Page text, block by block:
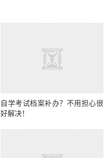
自学考试档案补办？不用担心很
好解决！